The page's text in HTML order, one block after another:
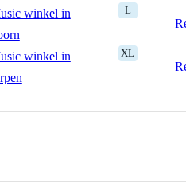
winkel in
L
winkel in
XL